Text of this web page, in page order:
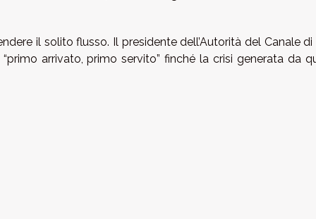
il solito flusso. Il presidente dell’Autorità del Canale di
arrivato, primo servito” finché la crisi generata da